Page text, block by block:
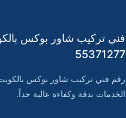
فني تركيب شاور بوكس
55371277
رقم فني تركيب شاور بوكس
الخدمات بدقة وكفاءة عالية جداً.